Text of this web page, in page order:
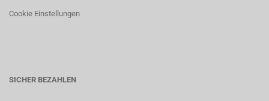
Cookie Einstellungen
SICHER BEZAHLEN